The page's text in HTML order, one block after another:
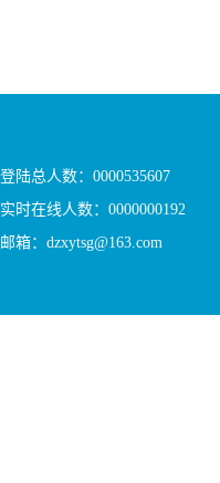
登陆总人数： 0000535607
实时在线人数： 0000000192
邮箱：dzxytsg@163.com